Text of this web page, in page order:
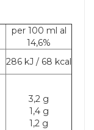
per 100 ml al
14,6%
286 kJ / 68 kcal
3,2 g
1,4 g
1,2 g